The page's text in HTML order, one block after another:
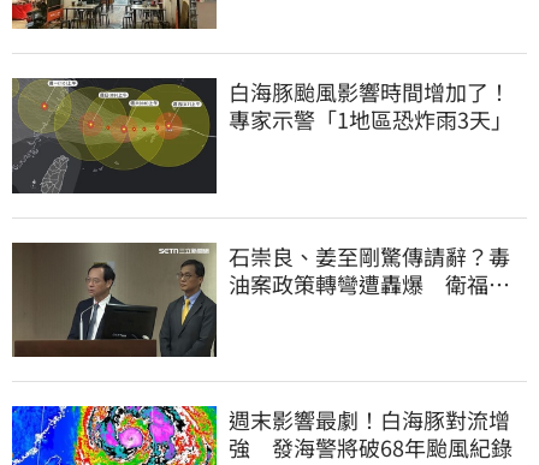
白海豚颱風影響時間增加了！
專家示警「1地區恐炸雨3天」
石崇良、姜至剛驚傳請辭？毒
油案政策轉彎遭轟爆 衛福部
週末影響最劇！白海豚對流增
強 發海警將破68年颱風紀錄